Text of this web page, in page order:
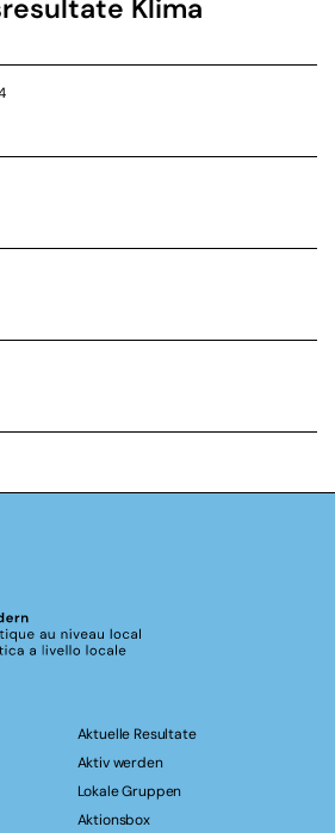
Klima
Aktuelle Resultate
Aktiv werden
Lokale Gruppen
Aktionsbox